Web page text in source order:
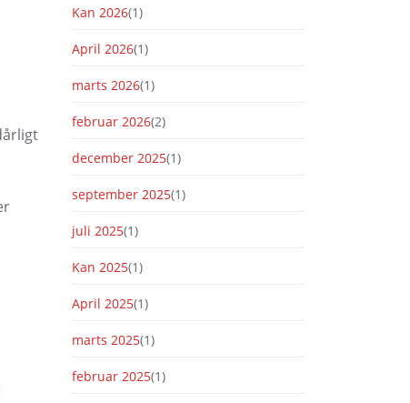
Kan 2026(1)
April 2026(1)
marts 2026(1)
februar 2026(2)
december 2025(1)
september 2025(1)
juli 2025(1)
Kan 2025(1)
April 2025(1)
marts 2025(1)
februar 2025(1)